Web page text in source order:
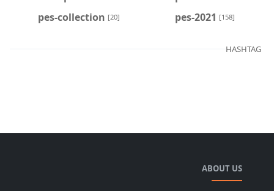
pes-2021 [158]
pes-collection [20]
HASHTAG
ABOUT US